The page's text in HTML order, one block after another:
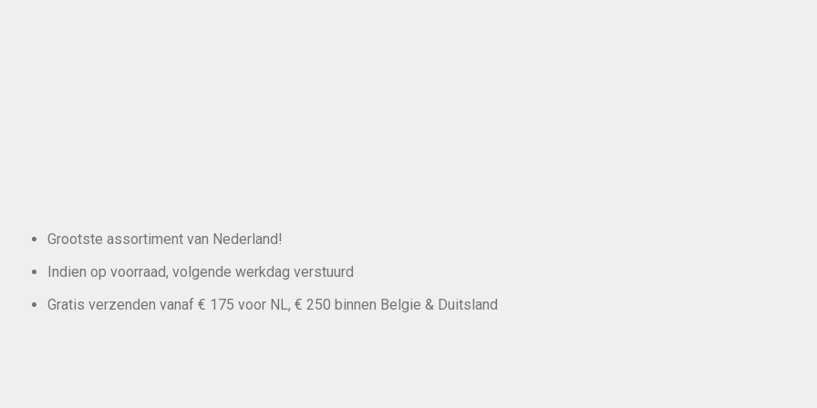
Grootste assortiment van Nederland!
Indien op voorraad, volgende werkdag verstuurd
Gratis verzenden vanaf € 175 voor NL, € 250 binnen Belgie & Duitsland